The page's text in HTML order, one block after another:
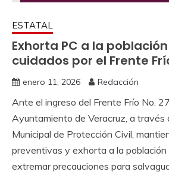
ESTATAL
Exhorta PC a la
cuidados por el Frente
enero 11, 2026 Redacción
Ante el ingreso del Frente Frío No.
Ayuntamiento de Veracruz, a través
Municipal de Protección Civil,
preventivas y exhorta a la población
extremar precauciones para